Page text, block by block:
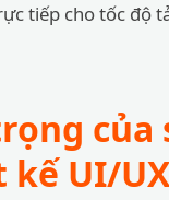
tiếp cho tốc độ
kế UI/UX